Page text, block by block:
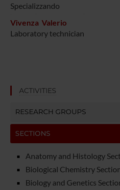
Specializzando
Vivenza Valerio
Laboratory technician
ACTIVITIES
RESEARCH GROUPS
SECTIONS
Anatomy and Histology
Biological Chemistry
Biology and Genetics